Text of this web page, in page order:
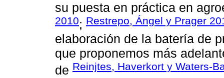
su puesta en práctica en
2010; Restrepo, Ángel y Prager
elaboración de la batería de
que proponemos más
de Reinjtes, Haverkort y Waters-